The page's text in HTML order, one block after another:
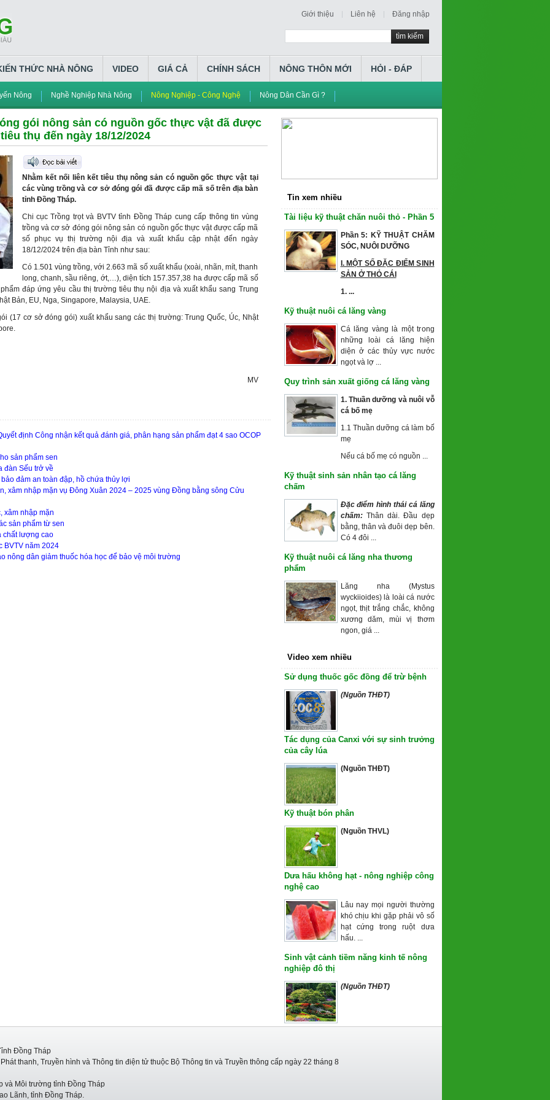
Giới thiệu Liên hệ Đăng nhập
tìm kiếm
Nông Nghề Nghiệp Nhà Nông Nông Nghiệp - Công Nghệ Nông Dân Cần Gì ?
THỨC NHÀ NÔNG VIDEO GIÁ CẢ CHÍNH SÁCH NÔNG THÔN MỚI HỎI - ĐÁP
gói nông sản có nguồn gốc thực vật đã được
thụ đến ngày 18/12/2024
Nhằm kết nối liên kết tiêu thụ nông sản có nguồn gốc thực vật tại
các vùng trồng và cơ sở đóng gói đã được cấp mã số trên địa bàn
tỉnh Đồng Tháp.
Chi cục Trồng trọt và BVTV tỉnh Đồng Tháp cung cấp thông tin vùng
trồng và cơ sở đóng gói nông sản có nguồn gốc thực vật được cấp mã
số phục vụ thị trường nội địa và xuất khẩu cập nhật đến ngày
18/12/2024 trên địa bàn Tỉnh như sau:
Có 1.501 vùng trồng, với 2.663 mã số xuất khẩu (xoài, nhãn, mít, thanh
long, chanh, sầu riêng, ớt,…), diện tích 157.357,38 ha được cấp mã số
đáp ứng yêu cầu thị trường tiêu thụ nội địa và xuất khẩu sang Trung
Bản, EU, Nga, Singapore, Malaysia, UAE.
(17 cơ sở đóng gói) xuất khẩu sang các thị trường: Trung Quốc, Úc, Nhật
MV
định Công nhận kết quả đánh giá, phân hạng sản phẩm đạt 4 sao OCOP
sản phẩm sen
đàn Sếu trở về
đảm an toàn đập, hồ chứa thủy lợi
xâm nhập mặn vụ Đông Xuân 2024 – 2025 vùng Đồng bằng sông Cửu
xâm nhập mặn
sản phẩm từ sen
chất lượng cao
BVTV năm 2024
nông dân giảm thuốc hóa học để bảo vệ môi trường
Tin xem nhiều
Tài liệu kỹ thuật chăn nuôi thỏ - Phần 5
Phần 5: KỸ THUẬT CHĂM
SÓC, NUÔI DƯỠNG
I. MỘT SỐ ĐẶC ĐIỂM SINH
SẢN Ở THỎ CÁI
1. ...
Kỹ thuật nuôi cá lăng vàng
Cá lăng vàng là một trong
những loài cá lăng hiện
diện ở các thủy vực nước
ngọt và lợ ...
Quy trình sản xuất giống cá lăng vàng
1. Thuần dưỡng và nuôi vỗ
cábố mẹ
1.1 Thuần dưỡng cá làm bố
mẹ
Nếu cá bố mẹ có nguồn ...
Kỹ thuật sinh sản nhân tạo cá lăng
chấm
Đặc điểm hình thái cá lăng
chấm:Thân dài. Đầu dẹp
bằng, thân và đuôi dẹp bên.
Có 4 đôi ...
Kỹ thuật nuôi cá lăng nha thương
phẩm
Lăng nha (Mystus
wyckiioides) là loài cá nước
ngọt, thịt trắng chắc, không
xương dăm, mùi vị thơm
ngon, giá ...
Video xem nhiều
Sử dụng thuốc gốc đồng để trừ bệnh
(Nguồn THĐT)
Tác dụng của Canxi với sự sinh trưởng
của cây lúa
(Nguồn THĐT)
Kỹ thuật bón phân
(Nguồn THVL)
Dưa hấu không hạt - nông nghiệp công
nghệ cao
Lâu nay mọi người thường
khó chịu khi gặp phải vô số
hạt cứng trong ruột dưa
hấu. ...
Sinh vật cảnh tiềm năng kinh tế nông
nghiệp đô thị
(Nguồn THĐT)
Đồng Tháp
thanh, Truyền hình và Thông tin điện tử thuộc Bộ Thông tin và Truyền thông cấp ngày 22 tháng 8
và Môi trường tỉnh Đồng Tháp
Lãnh, tỉnh Đồng Tháp.